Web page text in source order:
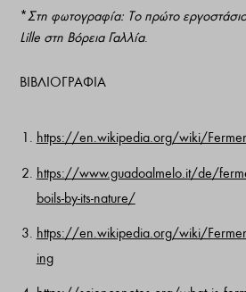
*Στη φωτογραφία: Το πρώτο
Lille στη Βόρεια Γαλλία.
ΒΙΒΛΙΟΓΡΑΦΙΑ
https://en.wikipedia.org/wiki/
https://www.guadoalmelo.it/de/
boils-by-its-nature/
https://en.wikipedia.org/wiki/
ing